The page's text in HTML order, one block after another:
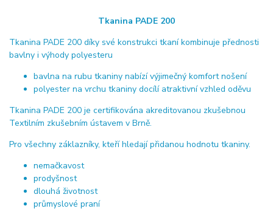
Tkanina PADE 200
Tkanina PADE 200 díky své konstrukci tkaní kombinuje přednosti
bavlny i výhody polyesteru
bavlna na rubu tkaniny nabízí výjimečný komfort nošení
polyester na vrchu tkaniny docílí atraktivní vzhled oděvu
Tkanina PADE 200 je certifikována akreditovanou zkušebnou
Textilním zkušebním ústavem v Brně.
Pro všechny záklazníky, kteří hledají přidanou hodnotu tkaniny.
nemačkavost
prodyšnost
dlouhá životnost
průmyslové praní